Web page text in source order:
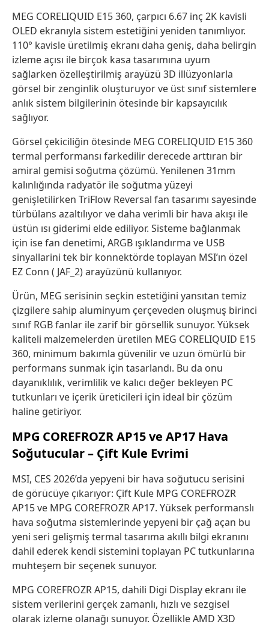
MEG CORELIQUID E15 360, çarpıcı 6.67 inç 2K kavisli
OLED ekranıyla sistem estetiğini yeniden tanımlıyor.
110° kavisle üretilmiş ekranı daha geniş, daha belirgin
izleme açısı ile birçok kasa tasarımına uyum
sağlarken özelleştirilmiş arayüzü 3D illüzyonlarla
görsel bir zenginlik oluşturuyor ve üst sınıf sistemlere
anlık sistem bilgilerinin ötesinde bir kapsayıcılık
sağlıyor.
Görsel çekiciliğin ötesinde MEG CORELIQUID E15 360
termal performansı farkedilir derecede arttıran bir
amiral gemisi soğutma çözümü. Yenilenen 31mm
kalınlığında radyatör ile soğutma yüzeyi
genişletilirken TriFlow Reversal fan tasarımı sayesinde
türbülans azaltılıyor ve daha verimli bir hava akışı ile
üstün ısı giderimi elde ediliyor. Sisteme bağlanmak
için ise fan denetimi, ARGB ışıklandırma ve USB
sinyallarini tek bir konnektörde toplayan MSI’ın özel
EZ Conn ( JAF_2) arayüzünü kullanıyor.
Ürün, MEG serisinin seçkin estetiğini yansıtan temiz
çizgilere sahip aluminyum çerçeveden oluşmuş birinci
sınıf RGB fanlar ile zarif bir görsellik sunuyor. Yüksek
kaliteli malzemelerden üretilen MEG CORELIQUID E15
360, minimum bakımla güvenilir ve uzun ömürlü bir
performans sunmak için tasarlandı. Bu da onu
dayanıklılık, verimlilik ve kalıcı değer bekleyen PC
tutkunları ve içerik üreticileri için ideal bir çözüm
haline getiriyor.
MPG COREFROZR AP15 ve AP17 Hava
Soğutucular – Çift Kule Evrimi
MSI, CES 2026’da yepyeni bir hava soğutucu serisini
de görücüye çıkarıyor: Çift Kule MPG COREFROZR
AP15 ve MPG COREFROZR AP17. Yüksek performanslı
hava soğutma sistemlerinde yepyeni bir çağ açan bu
yeni seri gelişmiş termal tasarıma akıllı bilgi ekranını
dahil ederek kendi sistemini toplayan PC tutkunlarına
muhteşem bir seçenek sunuyor.
MPG COREFROZR AP15, dahili Digi Display ekranı ile
sistem verilerini gerçek zamanlı, hızlı ve sezgisel
olarak izleme olanağı sunuyor. Özellikle AMD X3D